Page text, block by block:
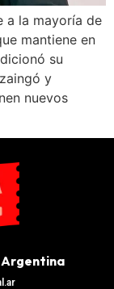
a la mayoría de
mantiene en
su
y
nuevos
Argentina